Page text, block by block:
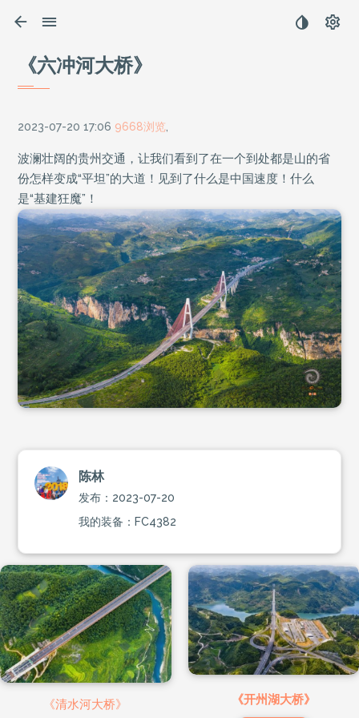
《六冲河大桥》
2023-07-20 17:06 9668浏览
波澜壮阔的贵州交通，让我们看到了在一个到处都是山的省
份怎样变成“平坦”的大道！见到了什么是中国速度！什么
是“基建狂魔”！
陈林
发布：2023-07-20
我的装备：FC4382
《清水河大桥》 《开州湖大桥》